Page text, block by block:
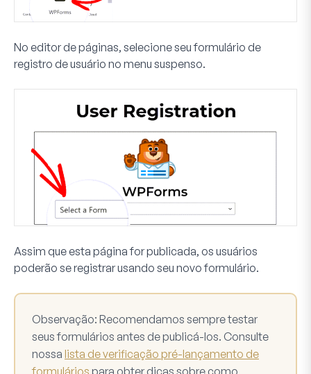
No editor de páginas, selecione seu formulário de
registro de usuário no menu suspenso.
Assim que esta página for publicada, os usuários
poderão se registrar usando seu novo formulário.
Observação: Recomendamos sempre testar
seus formulários antes de publicá-los. Consulte
nossa lista de verificação pré-lançamento de